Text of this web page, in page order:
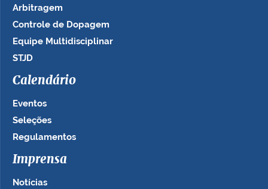
Arbitragem
Controle de Dopagem
Equipe Multidisciplinar
STJD
Calendário
Eventos
Seleções
Regulamentos
Imprensa
Notícias